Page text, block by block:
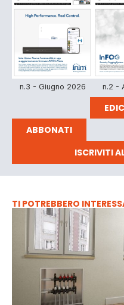
n.3 - Giugno 2026 n.2 -
ABBONATI
ISCRIVITI
TI POTREBBERO